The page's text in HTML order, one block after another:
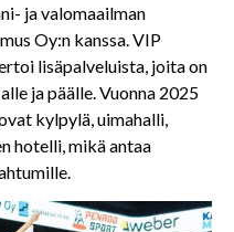
ja valomaailman
Oy:n kanssa. VIP
lisäpalveluista, joita on
ja päälle. Vuonna 2025
kylpylä, uimahalli,
hotelli, mikä antaa